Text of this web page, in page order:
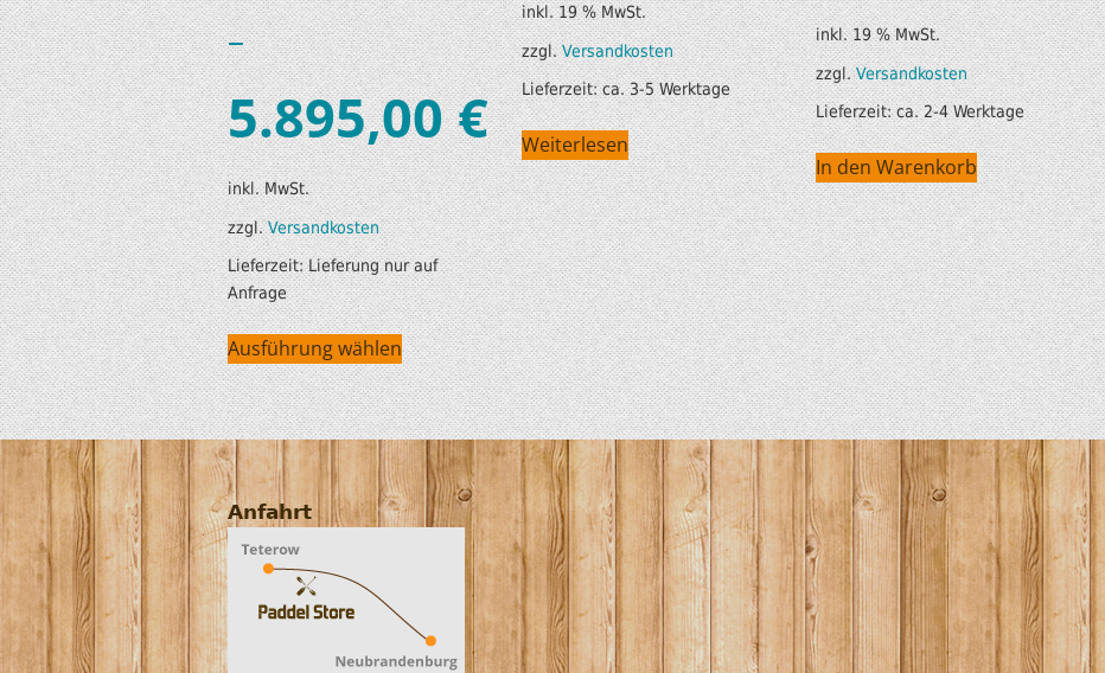
–
5.895,00€
inkl. MwSt.
zzgl.Versandkosten
Lieferzeit:Lieferung nur auf
Anfrage
Ausführung wählen
inkl. 19 % MwSt.
zzgl.Versandkosten
Lieferzeit:ca. 3-5 Werktage
Weiterlesen
inkl. 19 % MwSt.
zzgl.Versandkosten
Lieferzeit:ca. 2-4 Werktage
In den Warenkorb
Anfahrt